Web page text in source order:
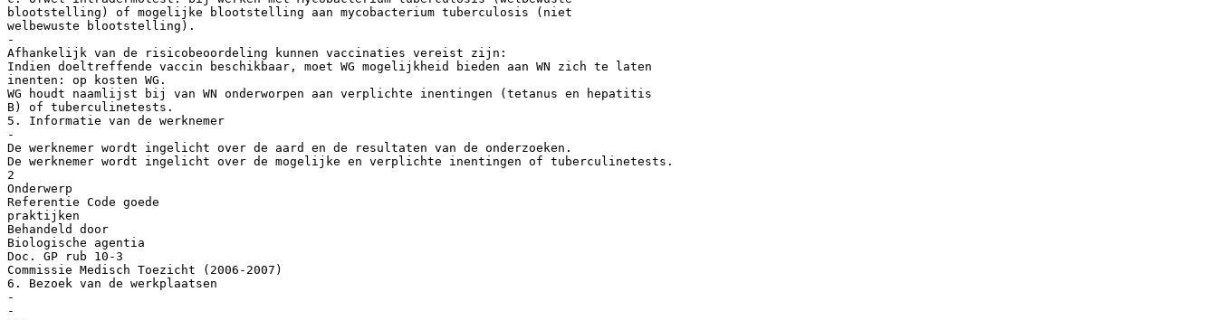
blootstelling) of mogelijke blootstelling aan mycobacterium tuberculosis (niet
welbewuste blootstelling).
-
Afhankelijk van de risicobeoordeling kunnen vaccinaties vereist zijn:
Indien doeltreffende vaccin beschikbaar, moet WG mogelijkheid bieden aan WN zich te laten
inenten: op kosten WG.
WG houdt naamlijst bij van WN onderworpen aan verplichte inentingen (tetanus en hepatitis
B) of tuberculinetests.
5. Informatie van de werknemer
-
De werknemer wordt ingelicht over de aard en de resultaten van de onderzoeken.
De werknemer wordt ingelicht over de mogelijke en verplichte inentingen of tuberculinetests.
2
Onderwerp
Referentie Code goede
praktijken
Behandeld door
Biologische agentia
Doc. GP rub 10-3
Commissie Medisch Toezicht (2006-2007)
6. Bezoek van de werkplaatsen
-
-